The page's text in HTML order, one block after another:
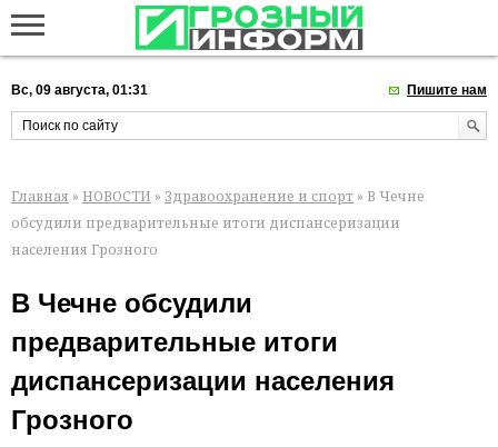
Вс, 09 августа, 01:31 Пишите нам
Главная » НОВОСТИ » Здравоохранение и спорт » В Чечне
обсудили предварительные итоги диспансеризации
населения Грозного
В Чечне обсудили
предварительные итоги
диспансеризации населения
Грозного